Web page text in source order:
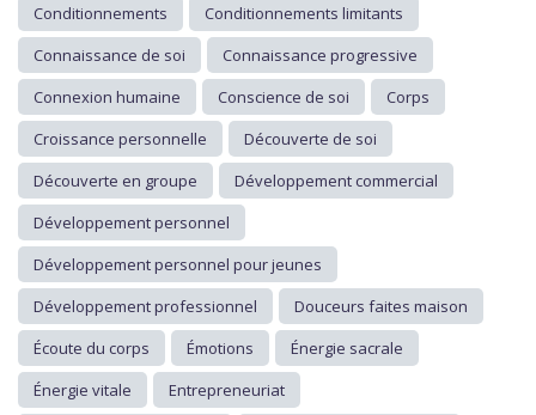
Conditionnements
Conditionnements limitants
Connaissance de soi
Connaissance progressive
Connexion humaine
Conscience de soi
Corps
Croissance personnelle
Découverte de soi
Découverte en groupe
Développement commercial
Développement personnel
Développement personnel pour jeunes
Développement professionnel
Douceurs faites maison
Écoute du corps
Émotions
Énergie sacrale
Énergie vitale
Entrepreneuriat